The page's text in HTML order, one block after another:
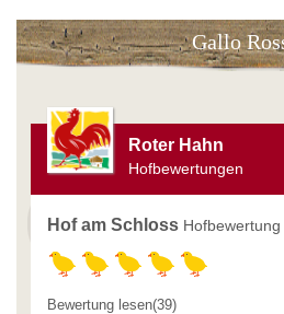
Gallo
Roter Hahn
Hofbewertungen
Hof am Schloss
Bewertung lesen(39)